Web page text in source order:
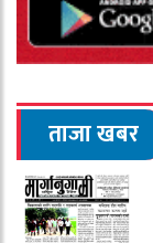
ताजा खबर